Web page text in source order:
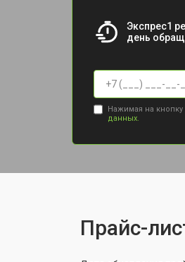
Экспрес1
день
Нажимая на
данных.
Прайс-